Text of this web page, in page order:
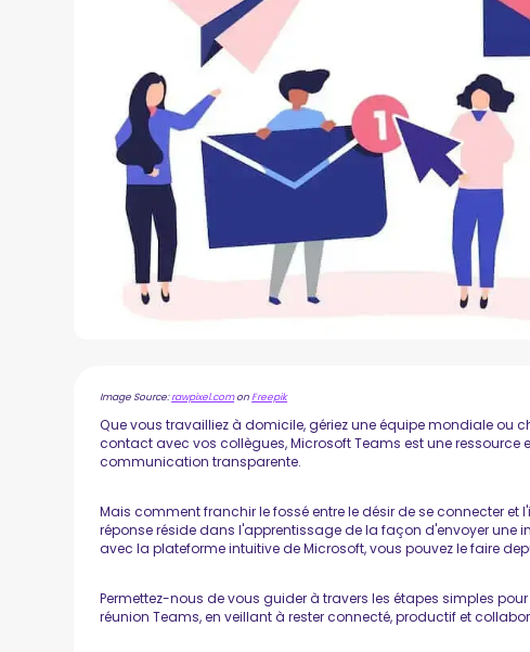
Image Source:rawpixel.comonFreepik
Que vous travailliez à domicile, gériez une équipe mondiale ou
contact avec vos collègues, Microsoft Teams est une ressource
communication transparente.
Mais comment franchir le fossé entre le désir de se connecter et
réponse réside dans l'apprentissage de la façon d'envoyer une
avec la plateforme intuitive de Microsoft, vous pouvez le faire
Permettez-nous de vous guider à travers les étapes simples
réunion Teams, en veillant à rester connecté, productif et